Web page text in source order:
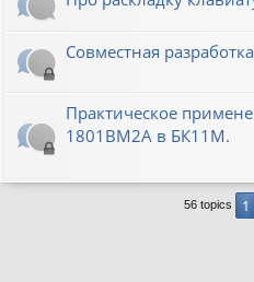
Совместная
Практическое
1801ВМ2А в БК11М.
56 topics 1